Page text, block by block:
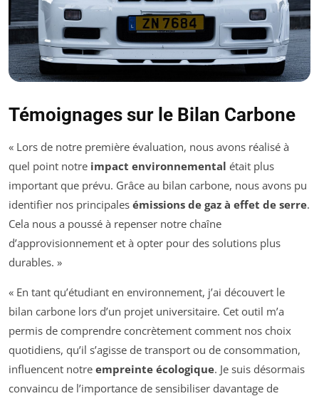
Témoignages sur le Bilan Carbone
« Lors de notre première évaluation, nous avons réalisé à
quel point notre impact environnemental était plus
important que prévu. Grâce au bilan carbone, nous avons pu
identifier nos principales émissions de gaz à effet de serre.
Cela nous a poussé à repenser notre chaîne
d’approvisionnement et à opter pour des solutions plus
durables. »
« En tant qu’étudiant en environnement, j’ai découvert le
bilan carbone lors d’un projet universitaire. Cet outil m’a
permis de comprendre concrètement comment nos choix
quotidiens, qu’il s’agisse de transport ou de consommation,
influencent notre empreinte écologique. Je suis désormais
convaincu de l’importance de sensibiliser davantage de